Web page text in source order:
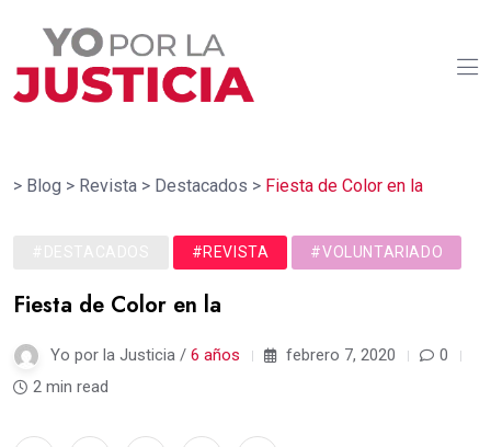
> Blog > Revista > Destacados > Fiesta de Color en la
#REVISTA #VOLUNTARIADO
Fiesta de Color en la
Yo por la Justicia / 6 años febrero 7, 2020
0
2 min read